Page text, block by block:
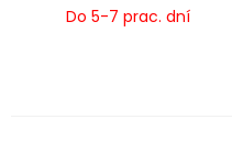
Do 5-7 prac. dní